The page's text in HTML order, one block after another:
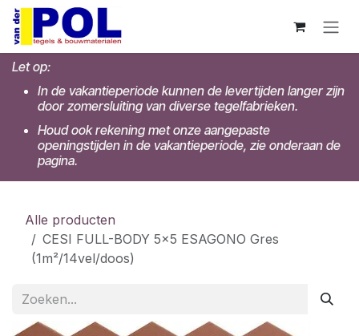
Overslaan naar inhoud
Let op:
In de vakantieperiode kunnen de levertijden langer zijn
door zomersluiting van diverse tegelfabrieken.
Houd ook rekening met onze aangepaste
openingstijden in de vakantieperiode, zie onderaan de
pagina.
Alle producten
CESI FULL-BODY 5x5 ESAGONO Gres
(1m²/14vel/doos)